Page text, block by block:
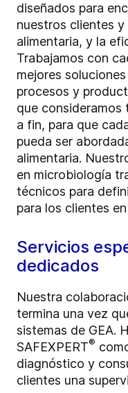
diseñados para
nuestros clientes
alimentaria, y la
Trabajamos con
mejores
procesos y
que consideramos
a fin, para que
pueda ser
alimentaria.
en microbiología
técnicos para
para los clientes
Servicios
dedicados
Nuestra
termina una vez
sistemas de GEA.
SAFEXPERT®
diagnóstico y
clientes una